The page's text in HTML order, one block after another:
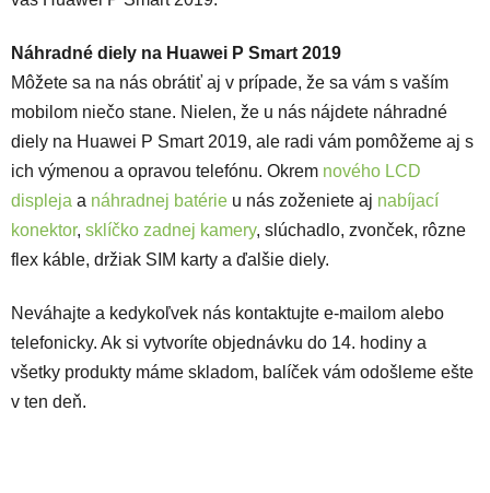
Náhradné diely na Huawei P Smart 2019
Môžete sa na nás obrátiť aj v prípade, že sa vám s vaším
mobilom niečo stane. Nielen, že u nás nájdete náhradné
diely na Huawei P Smart 2019, ale radi vám pomôžeme aj s
ich výmenou a opravou telefónu. Okrem nového LCD
displeja a náhradnej batérie u nás zoženiete aj nabíjací
konektor, sklíčko zadnej kamery, slúchadlo, zvonček, rôzne
flex káble, držiak SIM karty a ďalšie diely.
Neváhajte a kedykoľvek nás kontaktujte e-mailom alebo
telefonicky. Ak si vytvoríte objednávku do 14. hodiny a
všetky produkty máme skladom, balíček vám odošleme ešte
v ten deň.